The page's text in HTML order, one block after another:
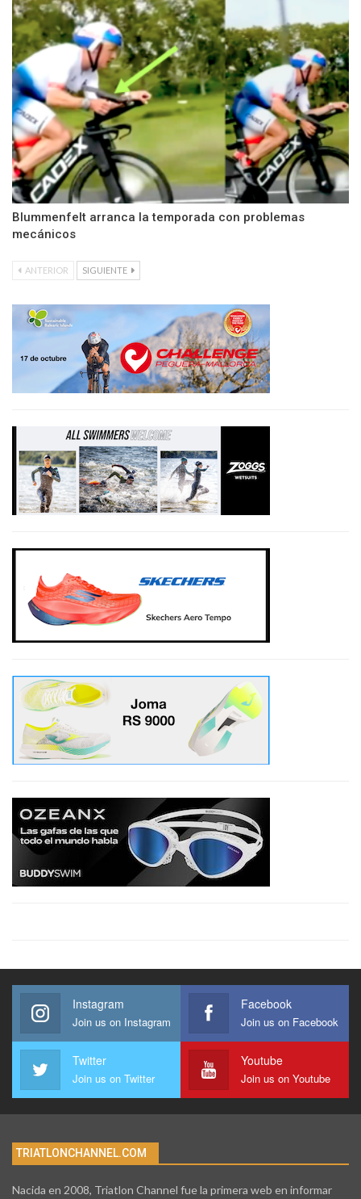
Blummenfelt arranca la temporada con problemas
mecánicos
ANTERIOR SIGUIENTE
Instagram
Join us on Instagram
Facebook
Join us on Facebook
Twitter
Join us on Twitter
Youtube
Join us on Youtube
TRIATLONCHANNEL.COM
Nacida en 2008, Triatlon Channel fue la primera web en informar